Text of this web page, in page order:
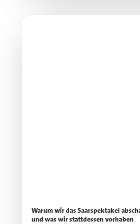
Warum wir das Saarspektakel
und was wir stattdessen vorhaben